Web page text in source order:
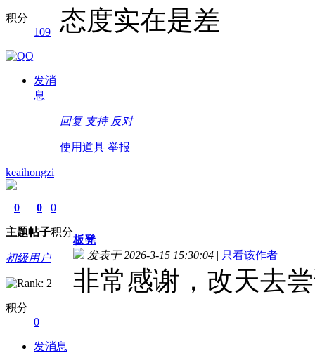
积分
109
发消
息
态度实在是差
回复 支持 反对
使用道具 举报
keaihongzi
0
主题
0
帖子
0
积分
初级用户
积分
0
发消息
板凳
发表于 2026-3-15 15:30:04 | 只看该作者
非常感谢，改天去